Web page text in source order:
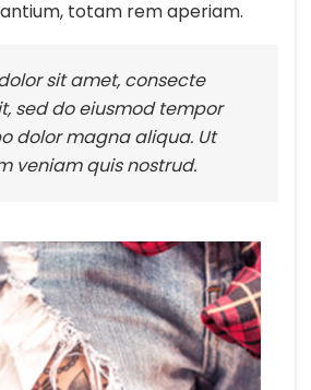
totam rem aperiam.
sit amet, consecte
sed do eiusmod tempor
dolor magna aliqua. Ut
veniam quis nostrud.